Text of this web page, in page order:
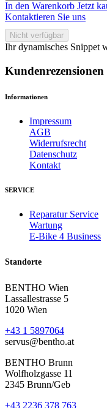
In den Warenkorb Jetzt
Kontaktieren Sie uns
Nicht verfügbar
Ihr dynamisches Snippet
Kundenrezensionen
Informationen
Impressum
AGB
Widerrufsrecht
Datenschutz
Kontakt
SERVICE
Reparatur Service
Wartung
E-Bike 4 Business
Standorte
BENTHO Wien
Lassallestrasse 5
1020 Wien
+43 1 5897064
servus@bentho.at
BENTHO Brunn
Wolfholzgasse 11
2345 Brunn/Geb
+43 2236 378 763